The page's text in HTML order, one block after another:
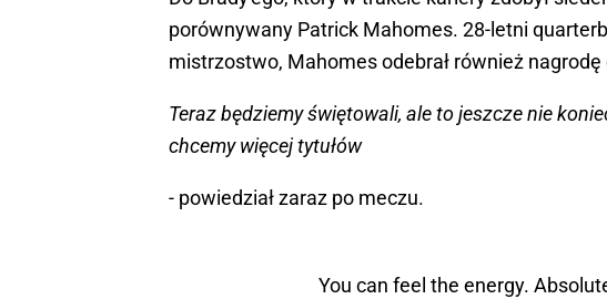
porównywany Patrick Mahomes. 28-letni
mistrzostwo, Mahomes odebrał również nagrodę
Teraz będziemy świętowali, ale to jeszcze nie
chcemy więcej tytułów
- powiedział zaraz po meczu.
You can feel the energy.